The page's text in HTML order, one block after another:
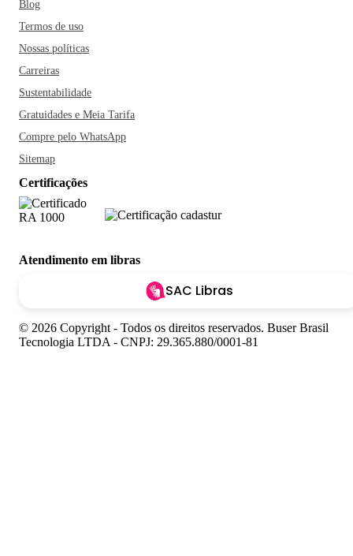
Blog
Termos de uso
Nossas políticas
Carreiras
Sustentabilidade
Gratuidades e Meia Tarifa
Compre pelo WhatsApp
Sitemap
Certificações
Atendimento em libras
SAC Libras
© 2026 Copyright - Todos os direitos reservados. Buser Brasil
Tecnologia LTDA - CNPJ: 29.365.880/0001-81